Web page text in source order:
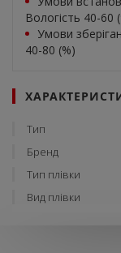
Вологість 40-60
Умови
40-80 (%)
Тип
Бренд
Тип плівки
Вид плівки